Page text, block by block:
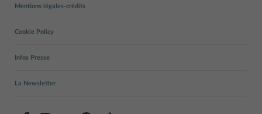
Mentions légales-crédits
Cookie Policy
Infos Presse
La Newsletter